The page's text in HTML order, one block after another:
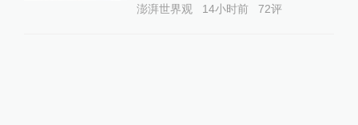
澎湃世界观 14小时前 72评